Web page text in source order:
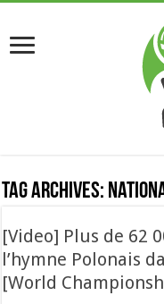
Tag Archives:
[Video] Plus de 62
l’hymne Polonais
[World